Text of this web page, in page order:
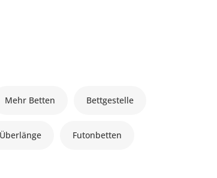
Mehr Betten Bettgestelle
Futonbetten